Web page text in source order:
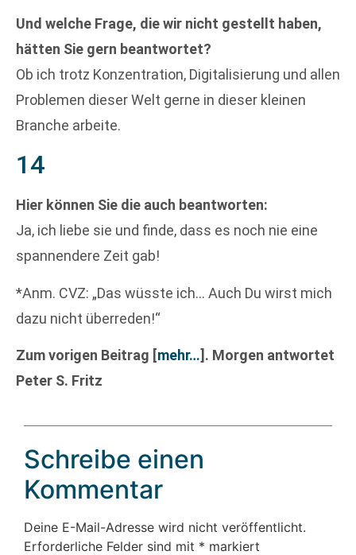
Und welche Frage, die wir nicht gestellt haben,
hätten Sie gern beantwortet?
Ob ich trotz Konzentration, Digitalisierung und allen
Problemen dieser Welt gerne in dieser kleinen
Branche arbeite.
14
Hier können Sie die auch beantworten:
Ja, ich liebe sie und finde, dass es noch nie eine
spannendere Zeit gab!
*Anm. CVZ: „Das wüsste ich… Auch Du wirst mich
dazu nicht überreden!“
Zum vorigen Beitrag [mehr…] . Morgen antwortet
Peter S. Fritz
Schreibe einen
Kommentar
Deine E-Mail-Adresse wird nicht veröffentlicht.
Erforderliche Felder sind mit * markiert